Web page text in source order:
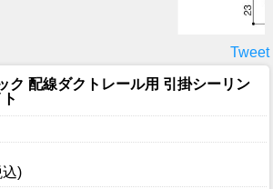
Tweet
ク 配線ダクトレール用 引掛シーリン
込)